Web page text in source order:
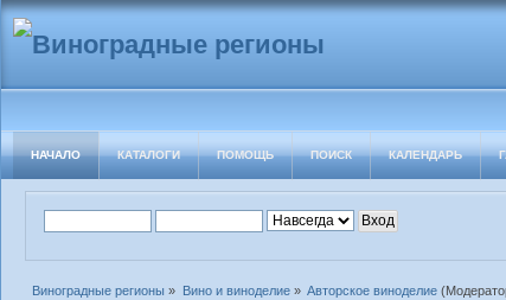
НАЧАЛО КАТАЛОГИ ПОМОЩЬ ПОИСК КАЛЕНДАРЬ
Виноградные регионы » Вино и виноделие» Авторское виноделие